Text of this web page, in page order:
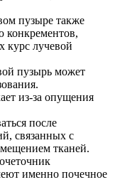
пузыре также
конкрементов,
курс лучевой
пузырь может
из-за опущения
после
связанных с
тканей.
именно почечное